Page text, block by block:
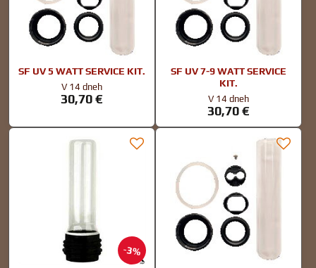
SF UV 5 WATT SERVICE KIT.
V 14 dneh
30,70 €
SF UV 7-9 WATT SERVICE
KIT.
V 14 dneh
30,70 €
3%